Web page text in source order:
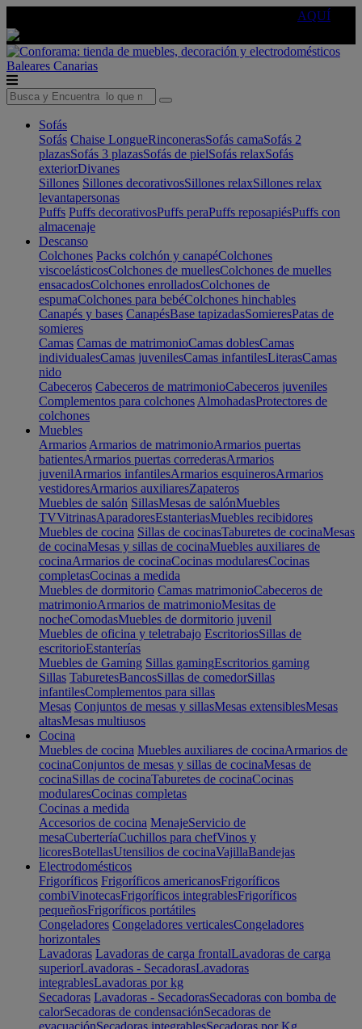
AQUÍ
Baleares Canarias
Sofás
Sofás Chaise LongueRinconerasSofás camaSofás 2
plazasSofás 3 plazasSofás de pielSofás relaxSofás
exteriorDivanes
Sillones Sillones decorativosSillones relaxSillones relax
levantapersonas
Puffs Puffs decorativosPuffs peraPuffs reposapiésPuffs con
almacenaje
Descanso
Colchones Packs colchón y canapéColchones
viscoelásticosColchones de muellesColchones de muelles
ensacadosColchones enrolladosColchones de
espumaColchones para bebéColchones hinchables
Canapés y bases CanapésBase tapizadasSomieresPatas de
somieres
Camas Camas de matrimonioCamas doblesCamas
individualesCamas juvenilesCamas infantilesLiterasCamas
nido
Cabeceros Cabeceros de matrimonioCabeceros juveniles
Complementos para colchones AlmohadasProtectores de
colchones
Muebles
Armarios Armarios de matrimonioArmarios puertas
batientesArmarios puertas correderasArmarios
juvenilArmarios infantilesArmarios esquinerosArmarios
vestidoresArmarios auxiliaresZapateros
Muebles de salón SillasMesas de salónMuebles
TVVitrinasAparadoresEstanteriasMuebles recibidores
Muebles de cocina Sillas de cocinasTaburetes de cocinaMesas
de cocinaMesas y sillas de cocinaMuebles auxiliares de
cocinaArmarios de cocinaCocinas modularesCocinas
completasCocinas a medida
Muebles de dormitorio Camas matrimonioCabeceros de
matrimonioArmarios de matrimonioMesitas de
nocheComodasMuebles de dormitorio juvenil
Muebles de oficina y teletrabajo EscritoriosSillas de
escritorioEstanterías
Muebles de Gaming Sillas gamingEscritorios gaming
Sillas TaburetesBancosSillas de comedorSillas
infantilesComplementos para sillas
Mesas Conjuntos de mesas y sillasMesas extensiblesMesas
altasMesas multiusos
Cocina
Muebles de cocina Muebles auxiliares de cocinaArmarios de
cocinaConjuntos de mesas y sillas de cocinaMesas de
cocinaSillas de cocinaTaburetes de cocinaCocinas
modularesCocinas completas
Cocinas a medida
Accesorios de cocina MenajeServicio de
mesaCuberteríaCuchillos para chefVinos y
licoresBotellasUtensilios de cocinaVajillaBandejas
Electrodomésticos
Frigoríficos Frigoríficos americanosFrigoríficos
combiVinotecasFrigoríficos integrablesFrigoríficos
pequeñosFrigoríficos portátiles
Congeladores Congeladores verticalesCongeladores
horizontales
Lavadoras Lavadoras de carga frontalLavadoras de carga
superiorLavadoras - SecadorasLavadoras
integrablesLavadoras por kg
Secadoras Lavadoras - SecadorasSecadoras con bomba de
calorSecadoras de condensaciónSecadoras de
evacuaciónSecadoras integrablesSecadoras por Kg